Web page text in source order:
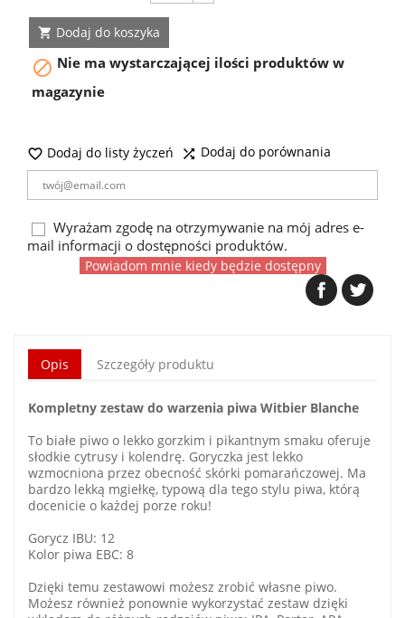
 Dodaj do koszyka
 Nie ma wystarczającej ilości produktów w
magazynie
 Dodaj do listy życzeń  Dodaj do porównania
Wyrażam zgodę na otrzymywanie na mój adres e-
mail informacji o dostępności produktów.
Powiadom mnie kiedy będzie dostępny
Opis Szczegóły produktu
Kompletny zestaw do warzenia piwa Witbier Blanche
To białe piwo o lekko gorzkim i pikantnym smaku oferuje
słodkie cytrusy i kolendrę. Goryczka jest lekko
wzmocniona przez obecność skórki pomarańczowej. Ma
bardzo lekką mgiełkę, typową dla tego stylu piwa, którą
docenicie o każdej porze roku!
Gorycz IBU: 12
Kolor piwa EBC: 8
Dzięki temu zestawowi możesz zrobić własne piwo.
Możesz również ponownie wykorzystać zestaw dzięki